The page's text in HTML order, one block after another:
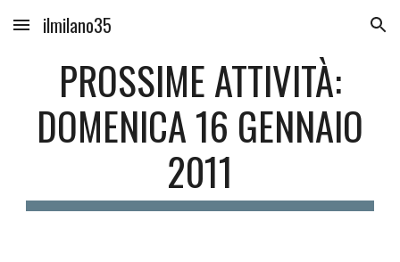
Skip to main content Skip to navigation
ilmilano35
PROSSIME ATTIVITÀ:
DOMENICA 16 GENNAIO
2011